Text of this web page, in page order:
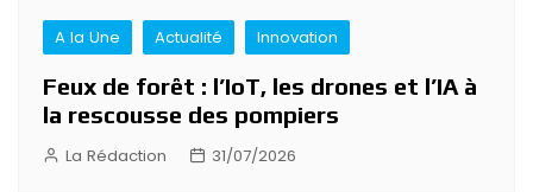
A la Une Actualité Innovation
Feux de forêt : l’IoT, les drones et l’IA à
la rescousse des pompiers
La Rédaction 31/07/2026